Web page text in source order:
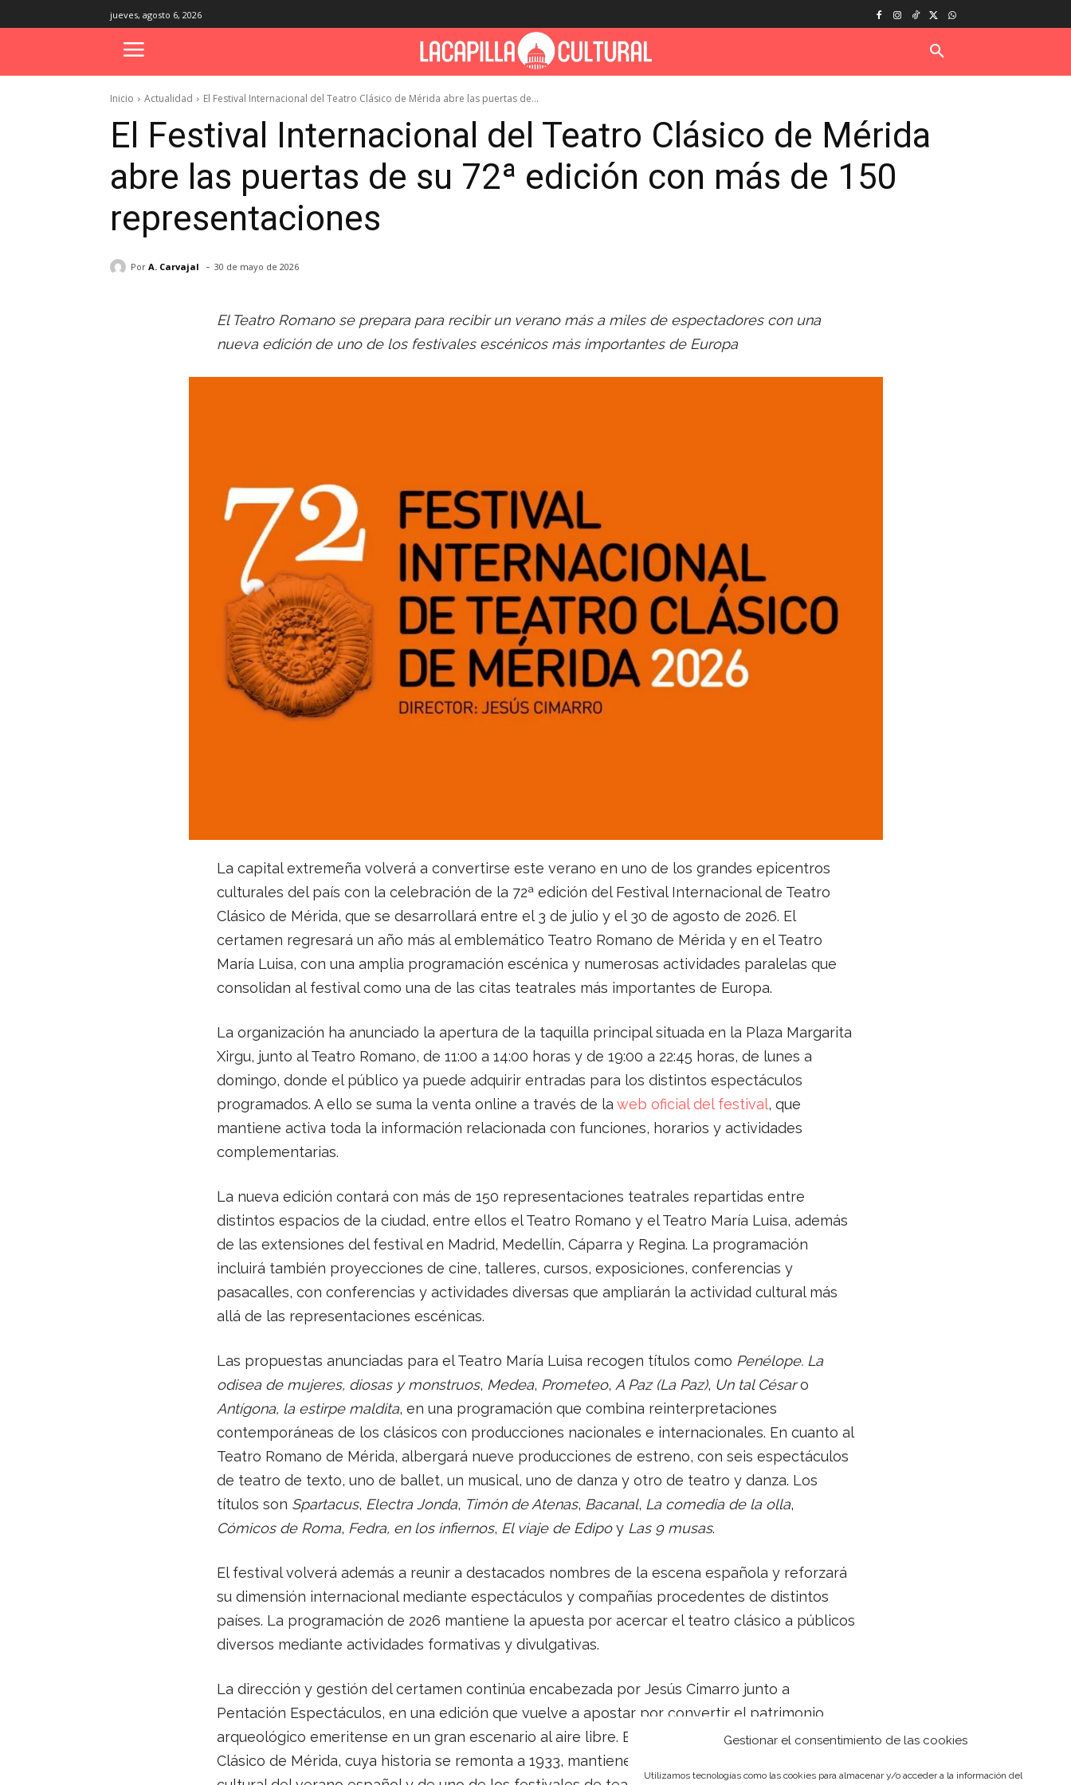
Gestionar el consentimiento de las cookies
Utilizamos tecnologías como las cookies para almacenar y/o acceder a la información del
jueves, agosto 6, 2026
Inicio Actualidad El Festival Internacional del Teatro Clásico de Mérida abre las puertas de...
El Festival Internacional del Teatro Clásico de Mérida
abre las puertas de su 72ª edición con más de 150
representaciones
Por A. Carvajal - 30 de mayo de 2026
El Teatro Romano se prepara para recibir un verano más a miles de espectadores con una
nueva edición de uno de los festivales escénicos más importantes de Europa
La capital extremeña volverá a convertirse este verano en uno de los grandes epicentros
culturales del país con la celebración de la 72ª edición del Festival Internacional de Teatro
Clásico de Mérida, que se desarrollará entre el 3 de julio y el 30 de agosto de 2026. El
certamen regresará un año más al emblemático Teatro Romano de Mérida y en el Teatro
María Luisa, con una amplia programación escénica y numerosas actividades paralelas que
consolidan al festival como una de las citas teatrales más importantes de Europa.
La organización ha anunciado la apertura de la taquilla principal situada en la Plaza Margarita
Xirgu, junto al Teatro Romano, de 11:00 a 14:00 horas y de 19:00 a 22:45 horas, de lunes a
domingo, donde el público ya puede adquirir entradas para los distintos espectáculos
programados. A ello se suma la venta online a través de la web oficial del festival, que
mantiene activa toda la información relacionada con funciones, horarios y actividades
complementarias.
La nueva edición contará con más de 150 representaciones teatrales repartidas entre
distintos espacios de la ciudad, entre ellos el Teatro Romano y el Teatro María Luisa, además
de las extensiones del festival en Madrid, Medellín, Cáparra y Regina. La programación
incluirá también proyecciones de cine, talleres, cursos, exposiciones, conferencias y
pasacalles, con conferencias y actividades diversas que ampliarán la actividad cultural más
allá de las representaciones escénicas.
Las propuestas anunciadas para el Teatro María Luisa recogen títulos como Penélope. La
odisea de mujeres, diosas y monstruos, Medea, Prometeo, A Paz (La Paz), Un tal Césaro
Antígona, la estirpe maldita, en una programación que combina reinterpretaciones
contemporáneas de los clásicos con producciones nacionales e internacionales. En cuanto al
Teatro Romano de Mérida, albergará nueve producciones de estreno, con seis espectáculos
de teatro de texto, uno de ballet, un musical, uno de danza y otro de teatro y danza. Los
títulos son Spartacus, Electra Jonda, Timón de Atenas, Bacanal, La comedia de la olla,
Cómicos de Roma, Fedra, en los infiernos, El viaje de Edipoy Las 9 musas.
El festival volverá además a reunir a destacados nombres de la escena española y reforzará
su dimensión internacional mediante espectáculos y compañías procedentes de distintos
países. La programación de 2026 mantiene la apuesta por acercar el teatro clásico a públicos
diversos mediante actividades formativas y divulgativas.
La dirección y gestión del certamen continúa encabezada por Jesús Cimarro junto a
Pentación Espectáculos, en una edición que vuelve a apostar por convertir el patrimonio
arqueológico emeritense en un gran escenario al aire libre. El Festival Internacional de Teatro
Clásico de Mérida, cuya historia se remonta a 1933, mantiene así su condición de referente